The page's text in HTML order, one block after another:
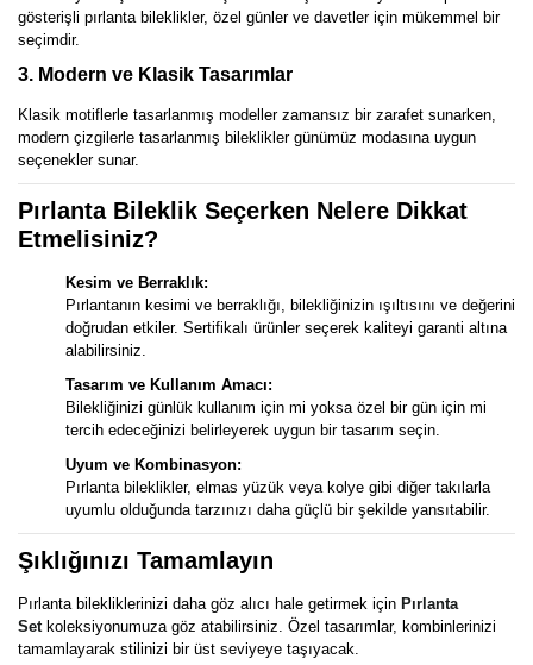
gösterişli pırlanta bileklikler, özel günler ve davetler için mükemmel bir
seçimdir.
3. Modern ve Klasik Tasarımlar
Klasik motiflerle tasarlanmış modeller zamansız bir zarafet sunarken,
modern çizgilerle tasarlanmış bileklikler günümüz modasına uygun
seçenekler sunar.
Pırlanta Bileklik Seçerken Nelere Dikkat
Etmelisiniz?
Kesim ve Berraklık:
Pırlantanın kesimi ve berraklığı, bilekliğinizin ışıltısını ve değerini
doğrudan etkiler. Sertifikalı ürünler seçerek kaliteyi garanti altına
alabilirsiniz.
Tasarım ve Kullanım Amacı:
Bilekliğinizi günlük kullanım için mi yoksa özel bir gün için mi
tercih edeceğinizi belirleyerek uygun bir tasarım seçin.
Uyum ve Kombinasyon:
Pırlanta bileklikler, elmas yüzük veya kolye gibi diğer takılarla
uyumlu olduğunda tarzınızı daha güçlü bir şekilde yansıtabilir.
Şıklığınızı Tamamlayın
Pırlanta bilekliklerinizi daha göz alıcı hale getirmek için Pırlanta
Setkoleksiyonumuza göz atabilirsiniz. Özel tasarımlar, kombinlerinizi
tamamlayarak stilinizi bir üst seviyeye taşıyacak.